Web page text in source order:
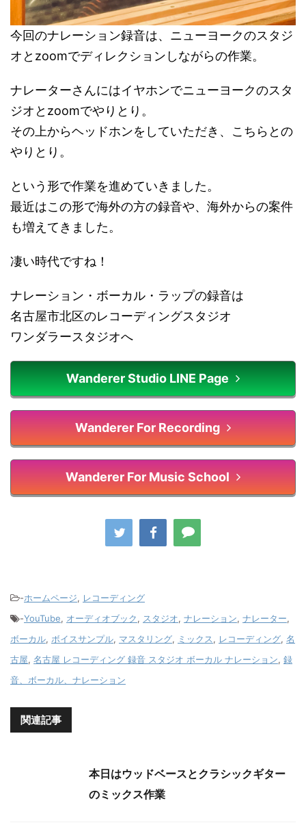
今回のナレーション録音は、ニューヨークのスタジ
オとzoomでディレクションしながらの作業。
ナレーターさんにはイヤホンでニューヨークのスタ
ジオとzoomでやりとり。
その上からヘッドホンをしていただき、こちらとの
やりとり。
という形で作業を進めていきました。
最近はこの形で海外の方の録音や、海外からの案件
も増えてきました。
凄い時代ですね！
ナレーション・ボーカル・ラップの録音は
名古屋市北区のレコーディングスタジオ
ワンダラースタジオへ
Wanderer Studio LINE Page
Wanderer For Recording
Wanderer For Music School
-ホームページ, レコーディング
-YouTube, オーディオブック, スタジオ, ナレーション, ナレーター,
ボーカル, ボイスサンプル, マスタリング, ミックス, レコーディング, 名
古屋, 名古屋 レコーディング 録音 スタジオ ボーカル ナレーション, 録
音、ボーカル、ナレーション
関連記事
本日はウッドベースとクラシックギター
のミックス作業